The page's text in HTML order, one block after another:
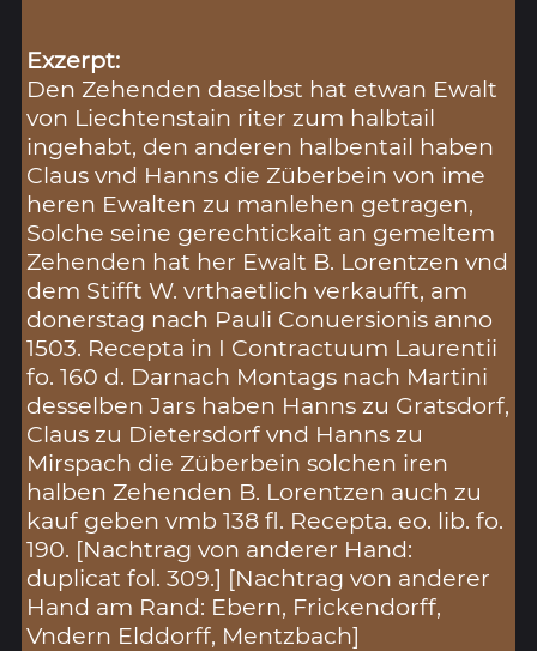
Exzerpt:
Den Zehenden daselbst hat etwan Ewalt
von Liechtenstain riter zum halbtail
ingehabt, den anderen halbentail haben
Claus vnd Hanns die Züberbein von ime
heren Ewalten zu manlehen getragen,
Solche seine gerechtickait an gemeltem
Zehenden hat her Ewalt B. Lorentzen vnd
dem Stifft W. vrthaetlich verkaufft, am
donerstag nach Pauli Conuersionis anno
1503. Recepta in I Contractuum Laurentii
fo. 160 d. Darnach Montags nach Martini
desselben Jars haben Hanns zu Gratsdorf,
Claus zu Dietersdorf vnd Hanns zu
Mirspach die Züberbein solchen iren
halben Zehenden B. Lorentzen auch zu
kauf geben vmb 138 fl. Recepta. eo. lib. fo.
190. [Nachtrag von anderer Hand:
duplicat fol. 309.] [Nachtrag von anderer
Hand am Rand: Ebern, Frickendorff,
Vndern Elddorff, Mentzbach]